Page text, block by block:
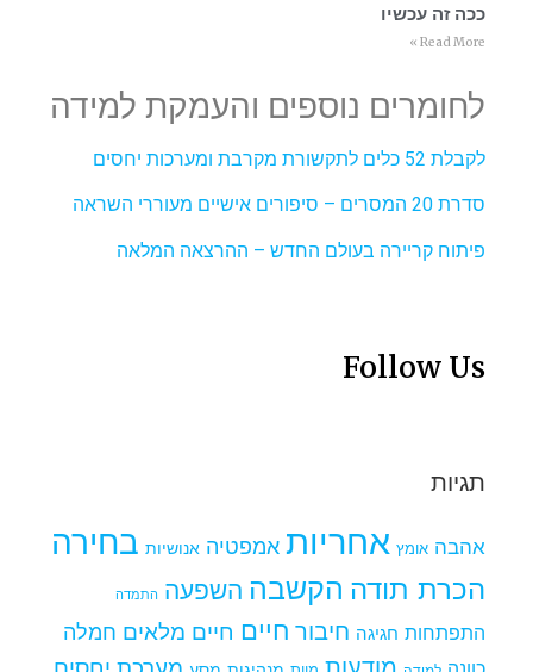
ככה זה עכשיו
Read More »
לחומרים נוספים והעמקת למידה
לקבלת 52 כלים לתקשורת מקרבת ומערכות יחסים
סדרת 20 המסרים – סיפורים אישיים מעוררי השראה
פיתוח קריירה בעולם החדש – ההרצאה המלאה
Follow Us
תגיות
אהבה אומץ אחריות אמפטיה אנושיות בחירה
הכרת תודה הקשבה השפעה התמדה
התפתחות חגיגה חיבור חיים חיים מלאים חמלה